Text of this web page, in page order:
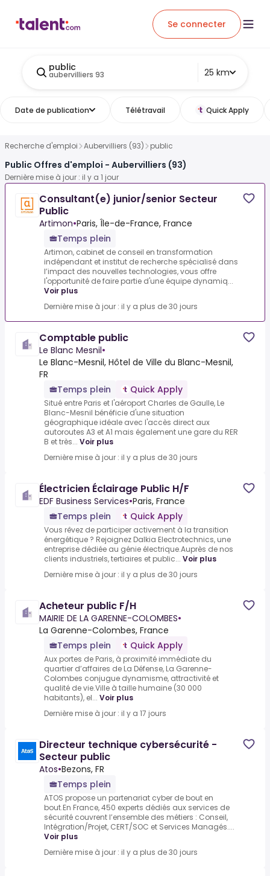
Se connecter
public
aubervilliers 93 25 km
Date de publication Télétravail Quick Apply
Recherche d'emploi Aubervilliers (93) public
Public Offres d'emploi - Aubervilliers (93)
Dernière mise à jour : il y a 1 jour
Consultant(e) junior/senior Secteur
Public
Artimon•Paris, Île-de-France, France
Temps plein
Artimon, cabinet de conseil en transformation
indépendant et institut de recherche spécialisé dans
l’impact des nouvelles technologies, vous offre
l'opportunité de faire partie d'une équipe dynamiq...
Voir plus
Dernière mise à jour : il y a plus de 30 jours
Comptable public
Le Blanc Mesnil•
Le Blanc-Mesnil, Hôtel de Ville du Blanc-Mesnil,
FR
Temps plein
Quick Apply
Situé entre Paris et l'aéroport Charles de Gaulle, Le
Blanc-Mesnil bénéficie d'une situation
géographique idéale avec l'accès direct aux
autoroutes A3 et A1 mais également une gare du RER
B et très... Voir plus
Dernière mise à jour : il y a plus de 30 jours
Électricien Éclairage Public H/F
EDF Business Services•Paris, France
Temps plein
Quick Apply
Vous rêvez de participer activement à la transition
énergétique ? Rejoignez Dalkia Electrotechnics, une
entreprise dédiée au génie électrique.Auprès de nos
clients industriels, tertiaires et public... Voir plus
Dernière mise à jour : il y a plus de 30 jours
Acheteur public F/H
MAIRIE DE LA GARENNE-COLOMBES•
La Garenne-Colombes, France
Temps plein
Quick Apply
Aux portes de Paris, à proximité immédiate du
quartier d’affaires de La Défense, La Garenne-
Colombes conjugue dynamisme, attractivité et
qualité de vie.Ville à taille humaine (30 000
habitants), el... Voir plus
Dernière mise à jour : il y a 17 jours
Directeur technique cybersécurité -
Secteur public
Atos•Bezons, FR
Temps plein
ATOS propose un partenariat cyber de bout en
bout.En France, 450 experts dédiés aux services de
sécurité couvrent l’ensemble des métiers : Conseil,
Intégration/Projet, CERT/SOC et Services Managés....
Voir plus
Dernière mise à jour : il y a plus de 30 jours